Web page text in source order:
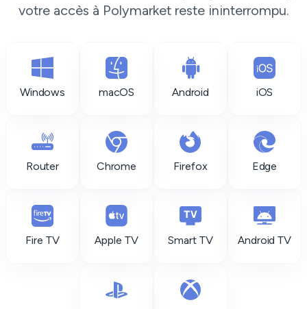
votre accès à Polymarket reste ininterrompu.
Windows macOS Android iOS
Router Chrome Firefox Edge
Fire TV Apple TV Smart TV Android TV